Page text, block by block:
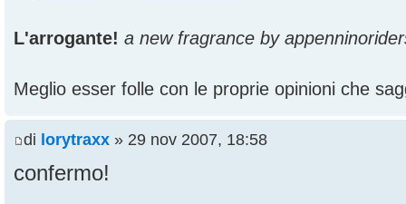
L'arrogante! a new fragrance by
Meglio esser folle con le proprie opinioni che
di lorytraxx » 29 nov 2007, 18:58
confermo!